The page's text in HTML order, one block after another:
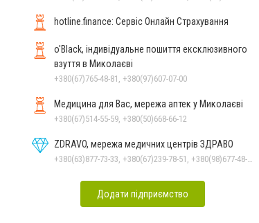
hotline.finance: Сервіс Онлайн Страхування
o'Black, індивідуальне пошиття ексклюзивного
взуття в Миколаєві
+380(67)765-48-81, +380(97)607-07-00
Медицина для Вас, мережа аптек у Миколаєві
+380(67)514-55-59, +380(50)668-66-12
ZDRAVO, мережа медичних центрів ЗДРАВО
Додати підприємство